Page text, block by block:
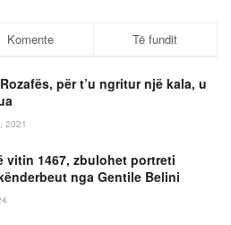
Komente Të fundit
për t’u ngritur një kala, u
2021
vitin 1467, zbulohet portreti
nga Gentile Belini